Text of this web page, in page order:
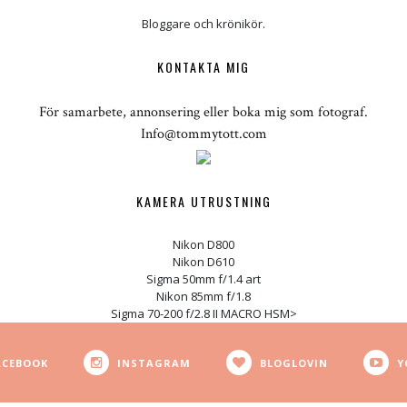
Bloggare och krönikör.
KONTAKTA MIG
För samarbete, annonsering eller boka mig som fotograf.
Info@tommytott.com
KAMERA UTRUSTNING
Nikon D800
Nikon D610
Sigma 50mm f/1.4 art
Nikon 85mm f/1.8
Sigma 70-200 f/2.8 II MACRO HSM>
INSTAGRAM BLOGLOVIN